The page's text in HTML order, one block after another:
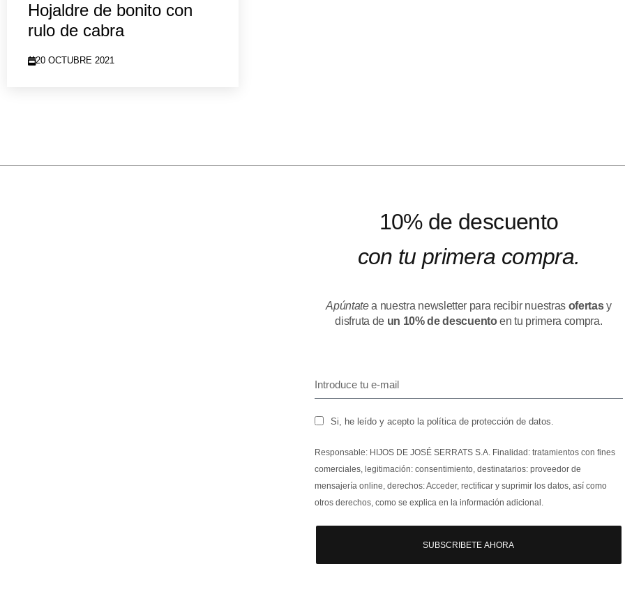
Hojaldre de bonito con
rulo de cabra
20 OCTUBRE 2021
10% de descuento
con tu primera compra.
Apúntatea nuestra newsletter para recibir nuestras ofertasy
disfruta de un 10% de descuentoen tu primera compra.
Si, he leído y acepto la política de protección de datos.
Responsable: HIJOS DE JOSÉ SERRATS S.A. Finalidad: tratamientos con fines
comerciales, legitimación: consentimiento, destinatarios: proveedor de
mensajería online, derechos: Acceder, rectificar y suprimir los datos, así como
otros derechos, como se explica en la información adicional.
SUBSCRIBETE AHORA